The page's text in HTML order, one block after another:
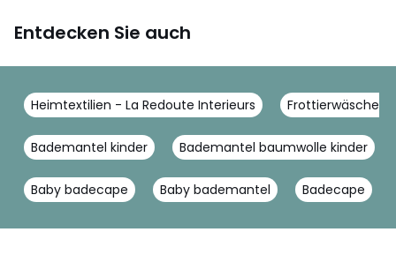
Entdecken Sie auch
Heimtextilien - La Redoute Interieurs Frottierwäsche -
Bademantel kinder Bademantel baumwolle kinder
Baby badecape Baby bademantel Badecape